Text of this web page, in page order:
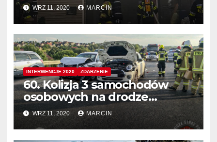
WRZ 11, 2020 MARCIN
INTERWENCJE 2020 ZDARZENIE
60. Kolizja 3 samochodów
osobowych na drodze
ekspresowej S52.
WRZ 11, 2020 MARCIN